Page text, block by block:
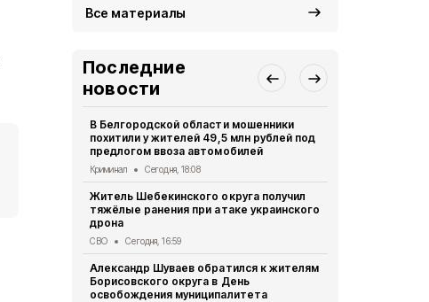
Все материалы
Последние
новости
В Белгородской области мошенники
похитили у жителей 49,5 млн рублей под
предлогом ввоза автомобилей
Криминал Сегодня, 18:08
Житель Шебекинского округа получил
тяжёлые ранения при атаке украинского
дрона
СВО Сегодня, 16:59
Александр Шуваев обратился к жителям
Борисовского округа в День
освобождения муниципалитета